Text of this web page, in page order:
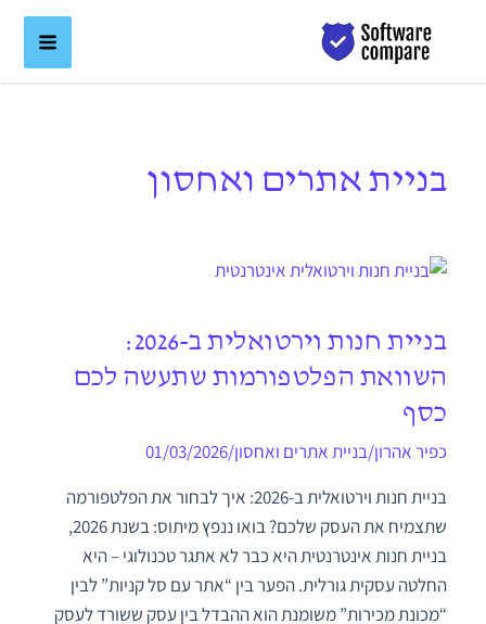
בניית אתרים ואחסון
בניית חנות וירטואלית ב-2026:
השוואת הפלטפורמות שתעשה לכם
כסף
כפיר אהרון/בניית אתרים ואחסון/
01/03/2026
בניית חנות וירטואלית ב-2026: איך לבחור את הפלטפורמה
שתצמיח את העסק שלכם? בואו ננפץ מיתוס: בשנת 2026,
בניית חנות אינטרנטית היא כבר לא אתגר טכנולוגי – היא
החלטה עסקית גורלית. הפער בין “אתר עם סל קניות” לבין
“מכונת מכירות” משומנת הוא ההבדל בין עסק ששורד לעסק